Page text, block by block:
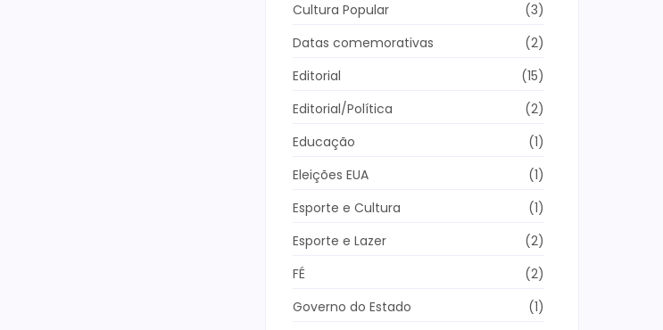
Cultura Popular
(3)
Datas comemorativas
(2)
Editorial
(15)
Editorial/Política
(2)
Educação
(1)
Eleições EUA
(1)
Esporte e Cultura
(1)
Esporte e Lazer
(2)
FÉ
(2)
Governo do Estado
(1)